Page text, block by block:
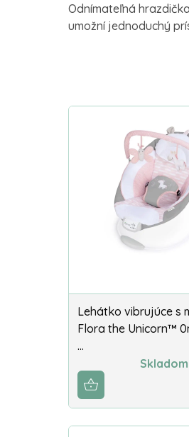
Odnímateľná
umožní jednoduchý
Lehátko vibrujúce s
Flora the Unicorn™
…
Skladom